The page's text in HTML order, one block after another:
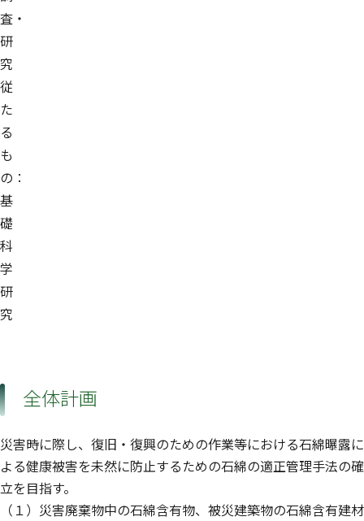
査・
研
究
従
た
る
も
の：
基
礎
科
学
研
究
全体計画
災害時に際し、復旧・復興のための作業等における石綿曝露に
よる健康被害を未然に防止するための石綿の適正管理手法の確
立を目指す。
（１）災害廃棄物中の石綿含有物、被災建築物の石綿含有建材